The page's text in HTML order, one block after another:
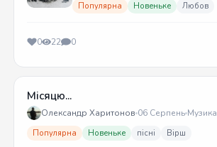
Популярна Новеньке Любов
0 22 0
Місяцю...
Олександр Харитонов 06 Серпень Музика
Популярна Новеньке пісні Вірш